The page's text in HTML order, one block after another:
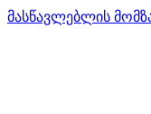
მასწავლებლის